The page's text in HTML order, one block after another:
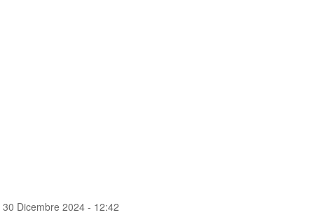
30 Dicembre 2024 - 12:42